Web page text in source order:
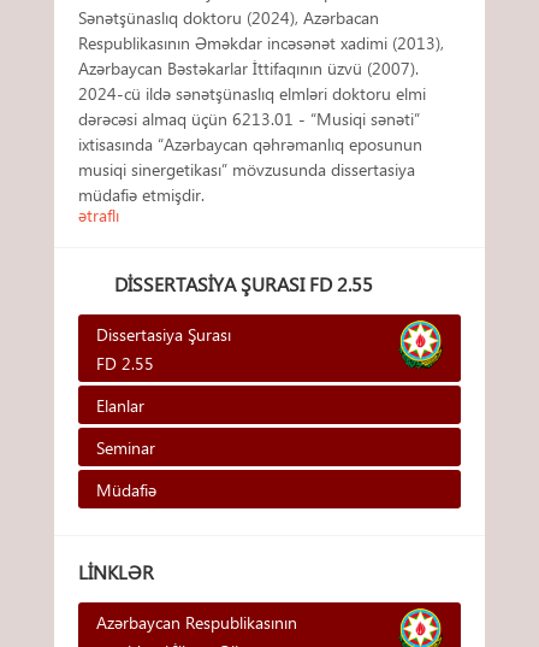
Sənətşünaslıq doktoru (2024), Azərbacan
Respublikasının Əməkdar incəsənət xadimi (2013),
Azərbaycan Bəstəkarlar İttifaqının üzvü (2007).
2024-cü ildə sənətşünaslıq elmləri doktoru elmi
dərəcəsi almaq üçün 6213.01 - “Musiqi sənəti”
ixtisasında “Azərbaycan qəhrəmanlıq eposunun
musiqi sinergetikası” mövzusunda dissertasiya
müdafiə etmişdir.
ətraflı
DISSERTASIYA ŞURASI FD 2.55
Dissertasiya Şurası
FD 2.55
Elanlar
Seminar
Müdafiə
LINKLƏR
Azərbaycan Respublikasının